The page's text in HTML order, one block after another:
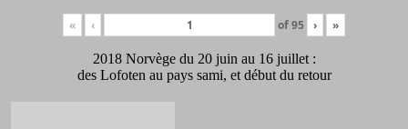
« ‹ of95 › »
2018 Norvège du 20 juin au 16 juillet :
des Lofoten au pays sami, et début du retour